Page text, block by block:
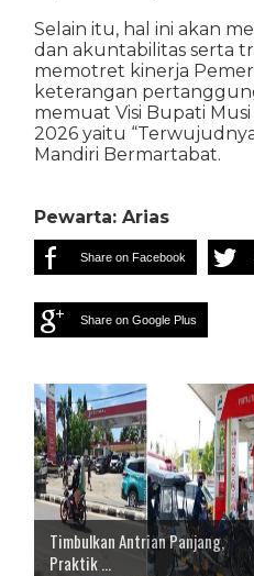
Selain itu, hal ini akan
dan akuntabilitas serta
memotret kinerja
keterangan
memuat Visi Bupati
2026 yaitu
Mandiri Bermartabat.
Pewarta: Arias
Share on Facebook
Share on Google Plus
Timbulkan Antrian Panjang,
Praktik ...